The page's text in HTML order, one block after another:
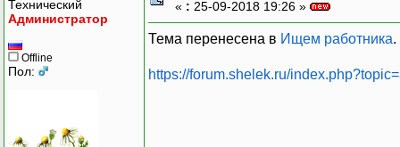
Технический
Администратор
Offline
Пол:
« : 25-09-2018 19:26 »
Тема перенесена в Ищем работника.
https://forum.shelek.ru/